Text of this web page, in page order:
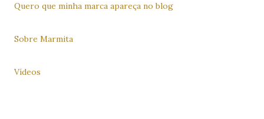
Quero que minha marca apareça no blog
Sobre Marmita
Vídeos